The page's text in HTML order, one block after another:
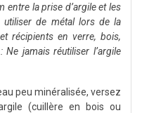
entre la prise d’argile et les
de métal lors de la
récipients en verre, bois,
: Ne jamais réutiliser l’argile
peu minéralisée, versez
(cuillère en bois ou